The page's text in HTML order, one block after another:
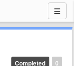
0
Completed